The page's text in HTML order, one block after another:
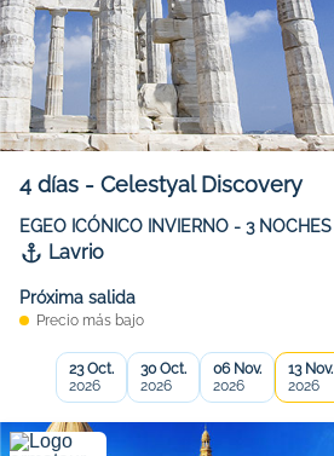
4 días - Celestyal Discovery
EGEO ICÓNICO INVIERNO - 3 NOCHES
Lavrio
Próxima salida
Precio más bajo
23 Oct.
2026
30 Oct.
2026
06 Nov.
2026
13 Nov.
2026